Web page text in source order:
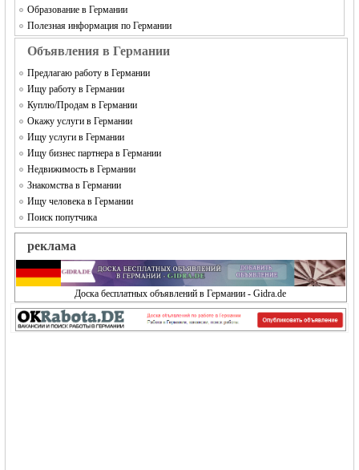
Образование в Германии
Полезная информация по Германии
Объявления в Германии
Предлагаю работу в Германии
Ищу работу в Германии
Куплю/Продам в Германии
Окажу услуги в Германии
Ищу услуги в Германии
Ищу бизнес партнера в Германии
Недвижимость в Германии
Знакомства в Германии
Ищу человека в Германии
Поиск попутчика
реклама
Доска бесплатных объявлений в Германии - Gidra.de